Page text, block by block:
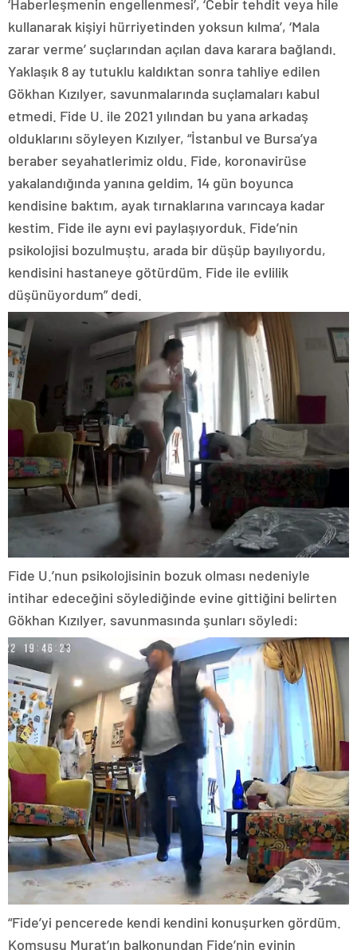
‘Haberleşmenin engellenmesi’, ‘Cebir tehdit veya hile
kullanarak kişiyi hürriyetinden yoksun kılma’, ‘Mala
zarar verme’ suçlarından açılan dava karara bağlandı.
Yaklaşık 8 ay tutuklu kaldıktan sonra tahliye edilen
Gökhan Kızılyer, savunmalarında suçlamaları kabul
etmedi. Fide U. ile 2021 yılından bu yana arkadaş
olduklarını söyleyen Kızılyer, “İstanbul ve Bursa’ya
beraber seyahatlerimiz oldu. Fide, koronavirüse
yakalandığında yanına geldim, 14 gün boyunca
kendisine baktım, ayak tırnaklarına varıncaya kadar
kestim. Fide ile aynı evi paylaşıyorduk. Fide’nin
psikolojisi bozulmuştu, arada bir düşüp bayılıyordu,
kendisini hastaneye götürdüm. Fide ile evlilik
düşünüyordum” dedi.
Fide U.’nun psikolojisinin bozuk olması nedeniyle
intihar edeceğini söylediğinde evine gittiğini belirten
Gökhan Kızılyer, savunmasında şunları söyledi:
“Fide’yi pencerede kendi kendini konuşurken gördüm.
Komşusu Murat’ın balkonundan Fide’nin evinin